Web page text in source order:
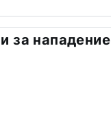
за нападение